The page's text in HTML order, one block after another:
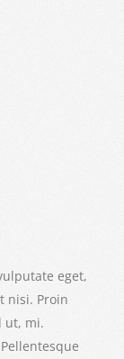
eget,
nisi. Proin
ut, mi.